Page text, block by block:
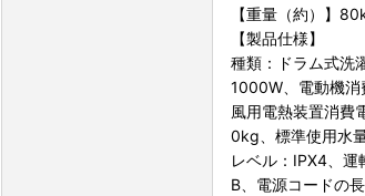
【重量（約）】
【製品仕様】
種類：ドラム式洗
1000W、電動機
風用電熱装置消費
0kg、標準使用水
レベル：IPX4、
B、電源コードの